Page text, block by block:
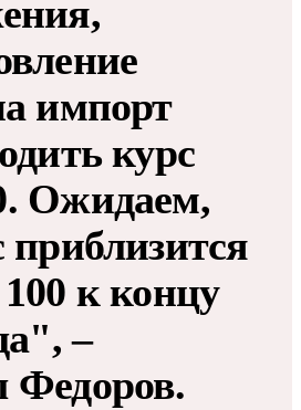
импорт
курс
Ожидаем,
приблизится
к концу
–
Федоров.